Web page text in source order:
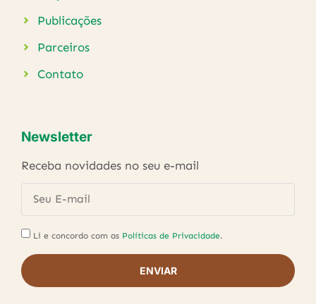
Publicações
Parceiros
Contato
Newsletter
Receba novidades no seu e-mail
Li e concordo com as Políticas de Privacidade.
ENVIAR